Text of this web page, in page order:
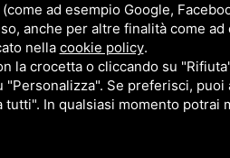
03472740376
int. versati -Sitemap
e Termini di serviziodi Google
ad esempio Google,
anche per altre finalità come
nella cookie policy.
la crocetta o cliccando su
"Personalizza". Se preferisci,
In qualsiasi momento potrai